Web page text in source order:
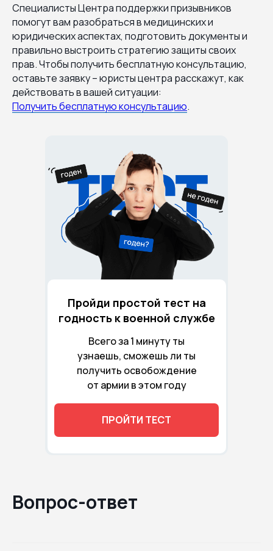
Специалисты Центра поддержки призывников
помогут вам разобраться в медицинских и
юридических аспектах, подготовить документы и
правильно выстроить стратегию защиты своих
прав. Чтобы получить бесплатную консультацию,
оставьте заявку – юристы центра расскажут, как
действовать в вашей ситуации:
Получить бесплатную консультацию.
Всего за 1 минуту ты
узнаешь, сможешь ли ты
получить освобождение
от армии в этом году
Пройди простой тест на
годность к военной службе
ПРОЙТИ ТЕСТ
Вопрос-ответ